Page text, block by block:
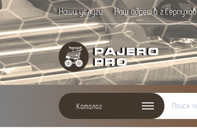
Наши услуги Наш адрес в г.Серпухов
Pajero
Pro
Каталог